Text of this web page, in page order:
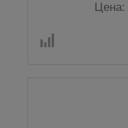
Цена: